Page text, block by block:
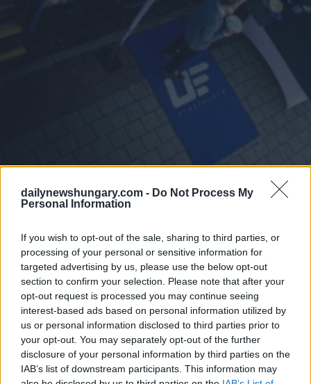
dailynewshungary.com - Do Not Process My
Personal Information
If you wish to opt-out of the sale, sharing to third parties, or
processing of your personal or sensitive information for
targeted advertising by us, please use the below opt-out
section to confirm your selection. Please note that after your
opt-out request is processed you may continue seeing
interest-based ads based on personal information utilized by
us or personal information disclosed to third parties prior to
your opt-out. You may separately opt-out of the further
disclosure of your personal information by third parties on the
IAB’s list of downstream participants. This information may
Čaaea-Hidasnémeti, i treni dovrebbero circolare anche a
intervalli orari durante le ore di punta.
“Vogliamo migliorare le relazioni transfrontaliere e rafforzare
così i legami tra le persone che vivono nelle regioni di
confine,”
Il ministro dei trasporti slovacco Jozef Ráz avrebbe affermato
Secondo il Ministro, i precedenti collegamenti ferroviari sono
stati interrotti nel 2003, ma sono ancora molto necessari